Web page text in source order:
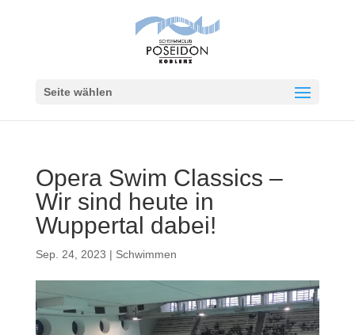
Seite wählen
Opera Swim Classics –
Wir sind heute in
Wuppertal dabei!
Sep. 24, 2023 | Schwimmen